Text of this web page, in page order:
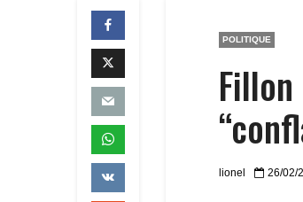
POLITIQUE
lionel 26/02/